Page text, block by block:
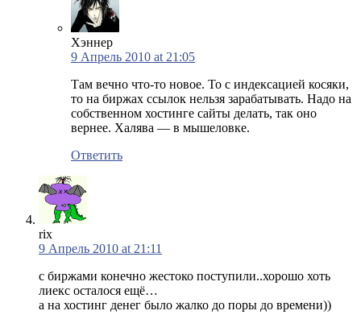
Хэннер
9 Апрель 2010 at 21:05
Там вечно что-то новое. То с индексацией косяки,
то на биржах ссылок нельзя зарабатывать. Надо на
собственном хостинге сайты делать, так оно
вернее. Халява — в мышеловке.
Ответить
rix
9 Апрель 2010 at 21:11
с биржами конечно жестоко поступили..хорошо хоть
лиекс осталося ещё…
а на хостинг денег было жалко до поры до времени))